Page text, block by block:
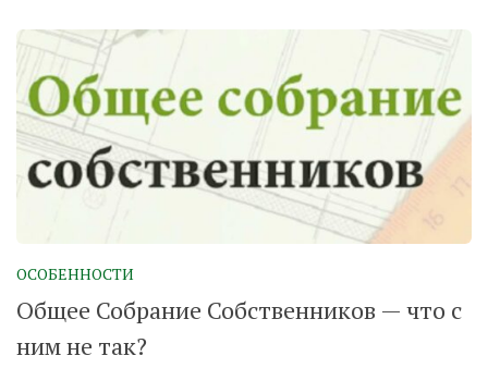
ОСОБЕННОСТИ
Общее Собрание Собственников — что с
ним не так?